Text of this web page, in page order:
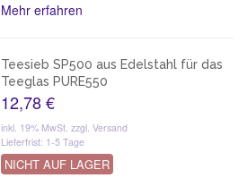
Mehr erfahren
Teesieb SP500 aus Edelstahl für das
Teeglas PURE550
12,78 €
inkl. 19% MwSt.zzgl. Versand
Lieferfrist: 1-5 Tage
NICHT AUF LAGER